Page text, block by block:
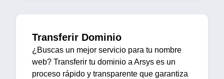
Transferir Dominio
¿Buscas un mejor servicio para tu nombre
web? Transferir tu dominio a Arsys es un
proceso rápido y transparente que garantiza